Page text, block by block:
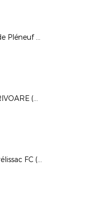
TDP 2017 : Etape de Pléneuf Val-André en images
CDF (T1) : SC LANRIVOARE (D2) - GSM PLOUGUIN (D3) : 2-0
N2 : US St Malo - Trélissac FC (1-0)